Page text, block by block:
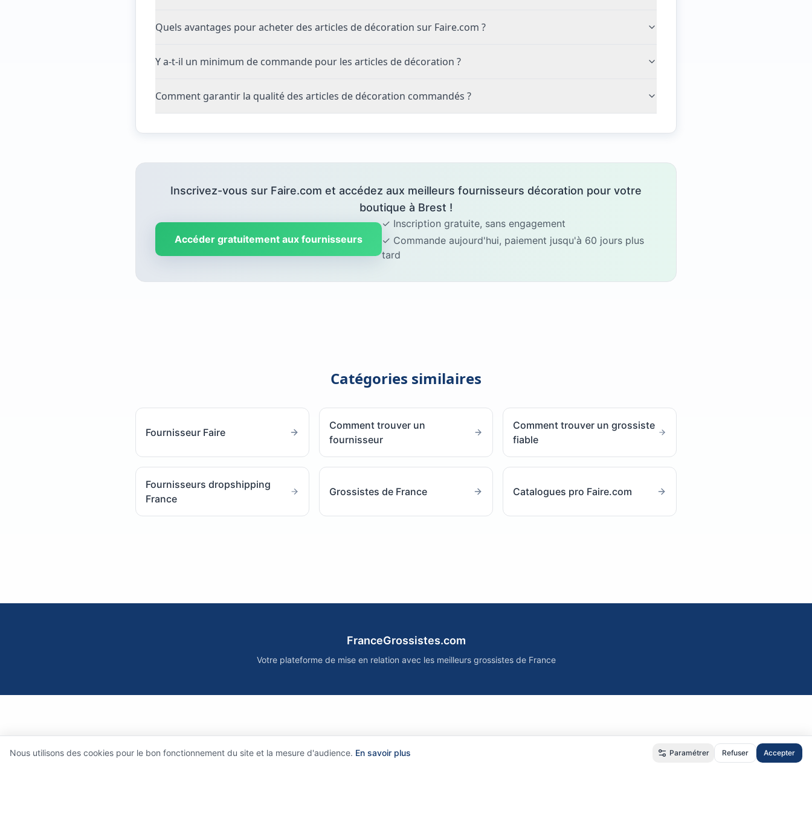
Nous utilisons des cookies pour le bon fonctionnement du site et la mesure d'audience. En savoir plus Paramétrer Refuser Accepter
Quels avantages pour acheter des articles de décoration sur Faire.com ?
Y a-t-il un minimum de commande pour les articles de décoration ?
Comment garantir la qualité des articles de décoration commandés ?
Inscrivez-vous sur Faire.com et accédez aux meilleurs fournisseurs décoration pour votre
boutique à Brest !
Accéder gratuitement aux fournisseurs
✓ Inscription gratuite, sans engagement
✓ Commande aujourd'hui, paiement jusqu'à 60 jours plus
tard
Catégories similaires
Fournisseur Faire
Comment trouver un
fournisseur
Comment trouver un grossiste
fiable
Fournisseurs dropshipping
France
Grossistes de France Catalogues pro Faire.com
FranceGrossistes.com
Votre plateforme de mise en relation avec les meilleurs grossistes de France